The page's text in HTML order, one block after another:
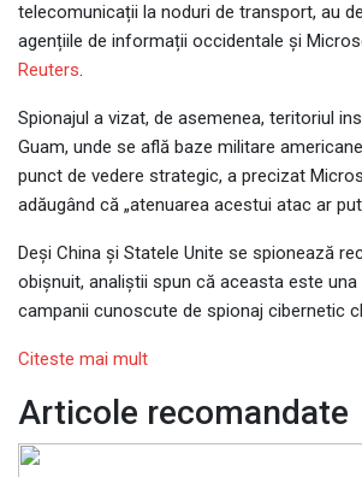
telecomunicații la noduri de transport, au
agențiile de informații occidentale și
Reuters.
Spionajul a vizat, de asemenea, teritoriul
Guam, unde se află baze militare
punct de vedere strategic, a precizat
adăugând că „atenuarea acestui atac ar
Deși China și Statele Unite se spionează
obișnuit, analiștii spun că aceasta este
campanii cunoscute de spionaj cibernetic
Citeste mai mult
Articole recomandate